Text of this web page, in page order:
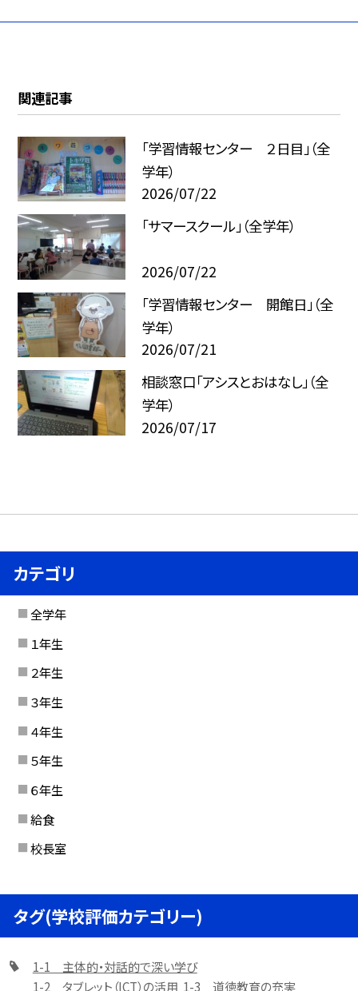
関連記事
「学習情報センター ２日目」（全
学年）
2026/07/22
「サマースクール」（全学年）
2026/07/22
「学習情報センター 開館日」（全
学年）
2026/07/21
相談窓口「アシスとおはなし」（全
学年）
2026/07/17
カテゴリ
全学年
１年生
２年生
３年生
４年生
５年生
６年生
給食
校長室
タグ(学校評価カテゴリー)
1-1 主体的・対話的で深い学び
1-2 タブレット（ICT）の活用 1-3 道徳教育の充実